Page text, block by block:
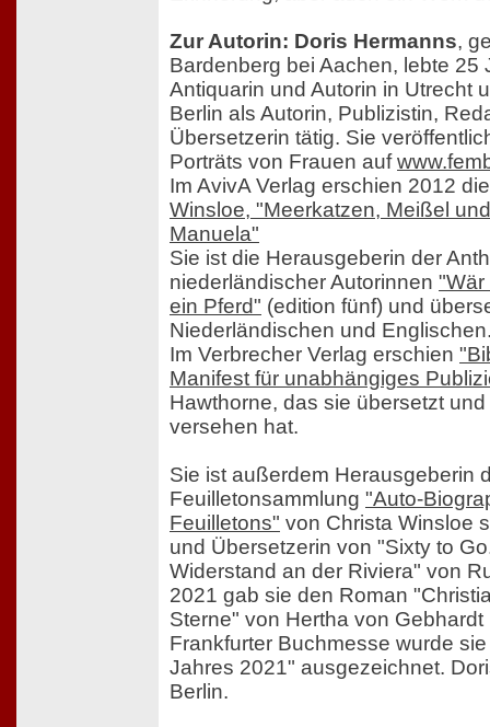
Zur Autorin: Doris Hermanns,
Bardenberg bei Aachen, lebte 25
Antiquarin und Autorin in Utrecht
Berlin als Autorin, Publizistin,
Übersetzerin tätig. Sie
Porträts von Frauen auf
Im AvivA Verlag erschien 2012
Winsloe, "Meerkatzen, Meißel
Manuela"
Sie ist die Herausgeberin der
niederländischer Autorinnen "Wär
ein Pferd" (edition fünf) und
Niederländischen und
Im Verbrecher Verlag erschien
Manifest für unabhängiges
Hawthorne, das sie übersetzt
versehen hat.
Sie ist außerdem Herausgeberin
Feuilletonsammlung "Auto-
Feuilletons" von Christa Winsloe
und Übersetzerin von "Sixty to
Widerstand an der Riviera" von
2021 gab sie den Roman
Sterne" von Hertha von Gebhardt
Frankfurter Buchmesse wurde
Jahres 2021" ausgezeichnet.
Berlin.